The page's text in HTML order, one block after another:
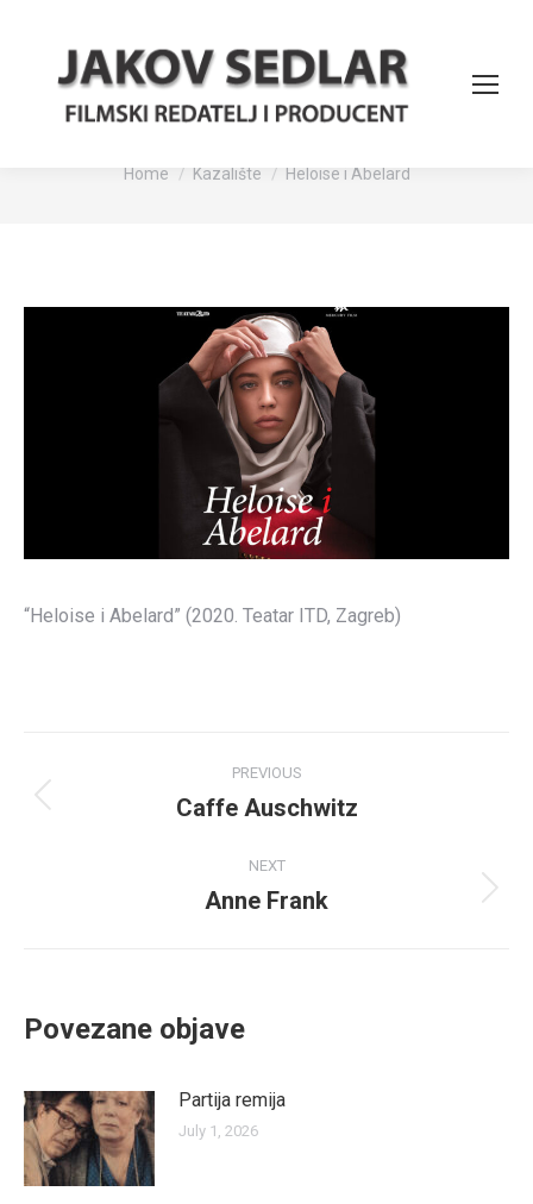
Heloise i Abelard
You are here:
Home Kazalište Heloise i Abelard
“Heloise i Abelard” (2020. Teatar ITD, Zagreb)
navigation
PREVIOUS
Previous
Caffe Auschwitz
NEXT
Next
Anne Frank
Povezane objave
Partija remija
July 1, 2026